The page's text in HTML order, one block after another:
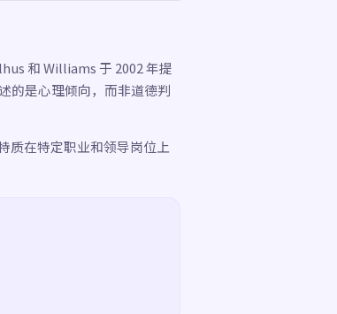
和 Williams 于 2002 年提
的是心理倾向，而非道德判
质在特定职业和领导岗位上